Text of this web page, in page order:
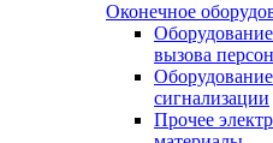
Оконечное
вызова
сигнализации
Прочее